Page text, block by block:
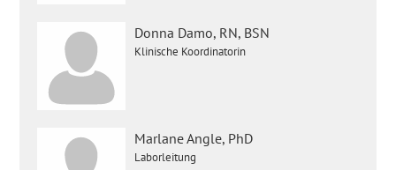
Donna Damo, RN, BSN
Klinische Koordinatorin
Marlane Angle, PhD
Laborleitung